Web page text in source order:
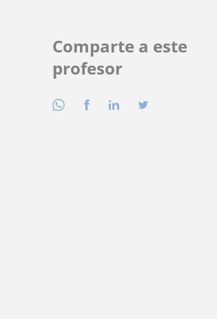
Comparte a este
profesor